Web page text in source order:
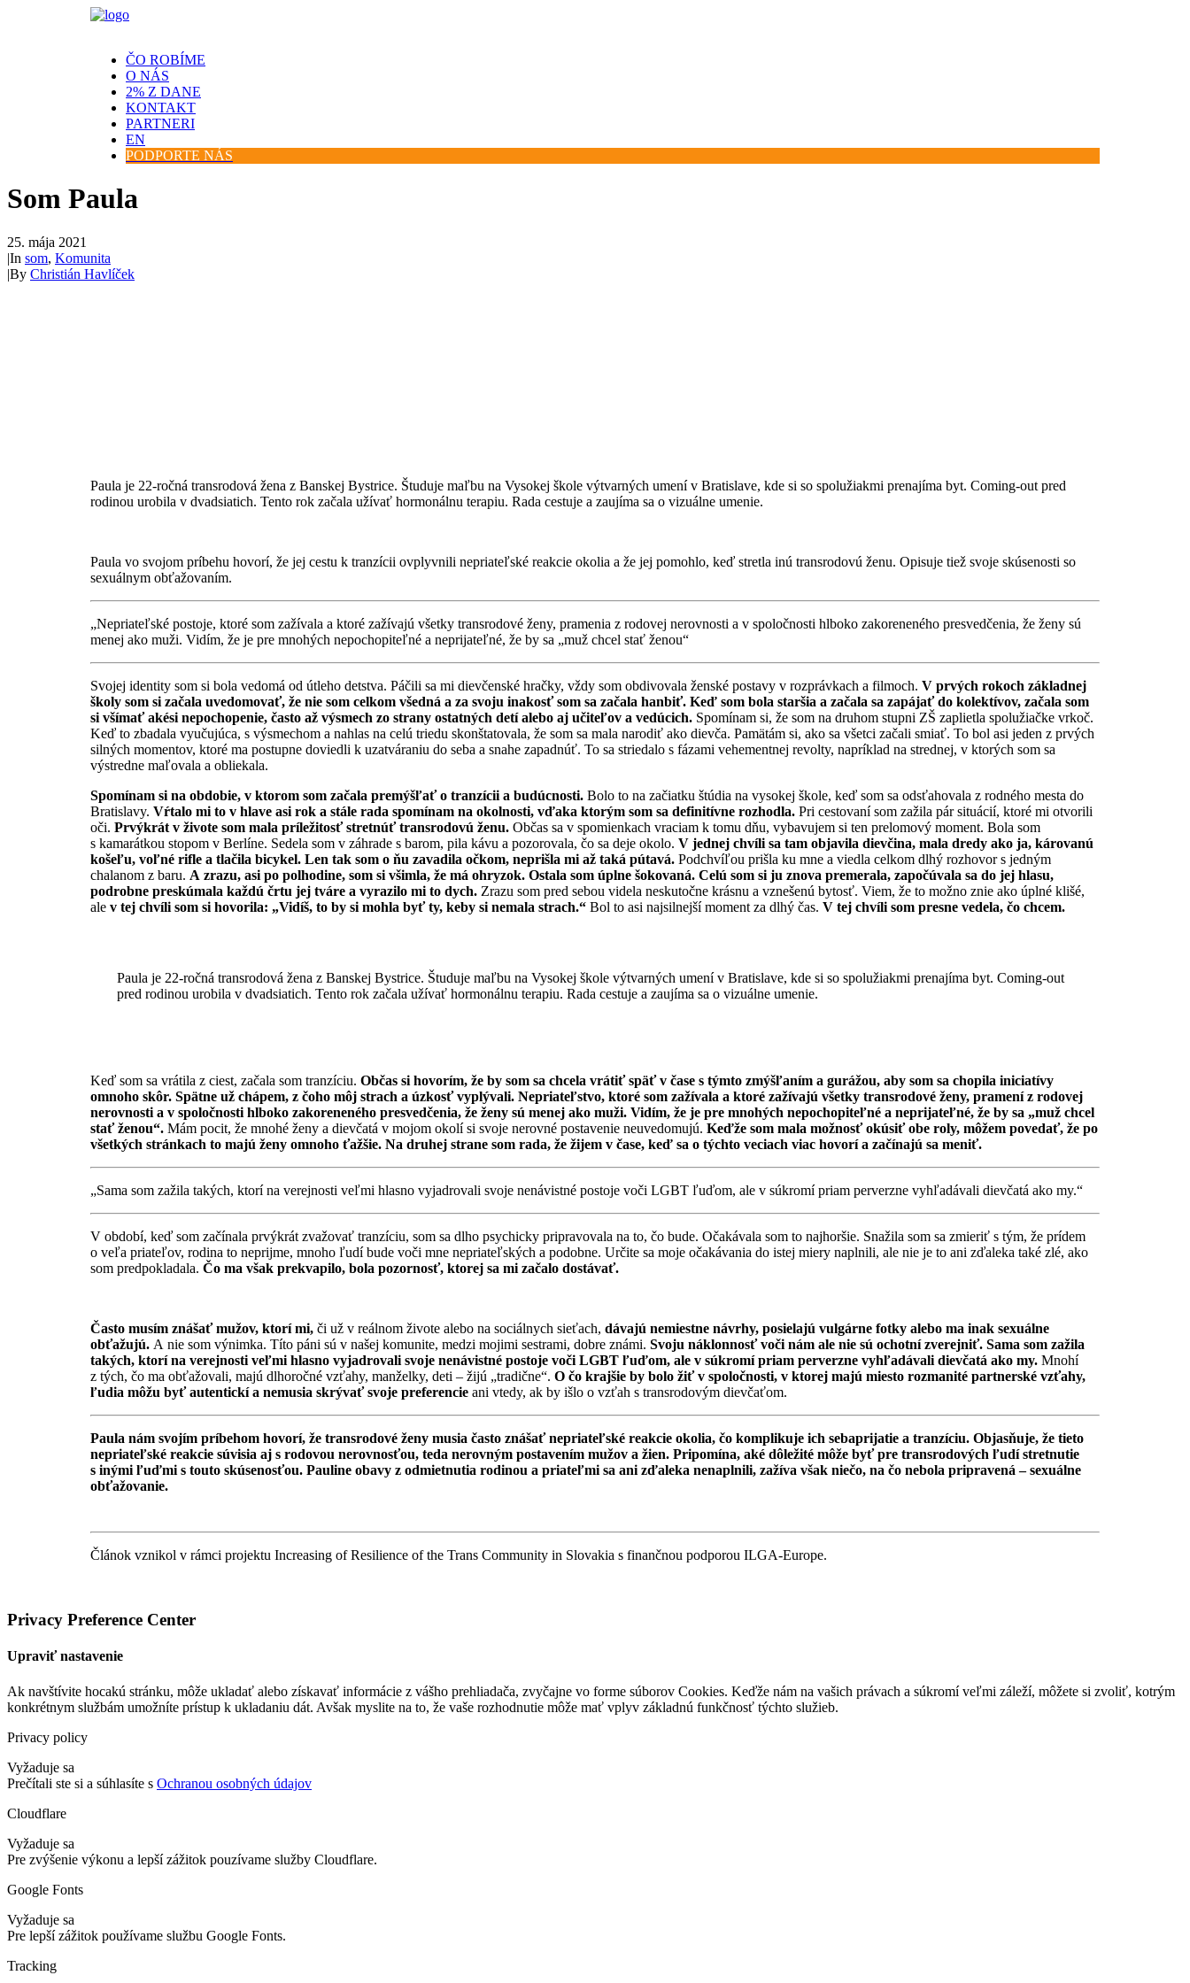
ČO ROBÍME
O NÁS
2% Z DANE
KONTAKT
PARTNERI
EN
PODPORTE NÁS
Som Paula
25. mája 2021
|In som, Komunita
|By Christián Havlíček
Paula je 22-ročná transrodová žena z Banskej Bystrice. Študuje maľbu na Vysokej škole výtvarných umení v Bratislave, kde si so spolužiakmi prenajíma byt. Coming-out pred
rodinou urobila v dvadsiatich. Tento rok začala užívať hormonálnu terapiu. Rada cestuje a zaujíma sa o vizuálne umenie.
Paula vo svojom príbehu hovorí, že jej cestu k tranzícii ovplyvnili nepriateľské reakcie okolia a že jej pomohlo, keď stretla inú transrodovú ženu. Opisuje tiež svoje skúsenosti so
sexuálnym obťažovaním.
„Nepriateľské postoje, ktoré som zažívala a ktoré zažívajú všetky transrodové ženy, pramenia z rodovej nerovnosti a v spoločnosti hlboko zakoreneného presvedčenia, že ženy sú
menej ako muži. Vidím, že je pre mnohých nepochopiteľné a neprijateľné, že by sa „muž chcel stať ženou“
Svojej identity som si bola vedomá od útleho detstva. Páčili sa mi dievčenské hračky, vždy som obdivovala ženské postavy v rozprávkach a filmoch. V prvých rokoch základnej
školy som si začala uvedomovať, že nie som celkom všedná a za svoju inakosť som sa začala hanbiť. Keď som bola staršia a začala sa zapájať do kolektívov, začala som
si všímať akési nepochopenie, často až výsmech zo strany ostatných detí alebo aj učiteľov a vedúcich. Spomínam si, že som na druhom stupni ZŠ zaplietla spolužiačke vrkoč.
Keď to zbadala vyučujúca, s výsmechom a nahlas na celú triedu skonštatovala, že som sa mala narodiť ako dievča. Pamätám si, ako sa všetci začali smiať. To bol asi jeden z prvých
silných momentov, ktoré ma postupne doviedli k uzatváraniu do seba a snahe zapadnúť. To sa striedalo s fázami vehementnej revolty, napríklad na strednej, v ktorých som sa
výstredne maľovala a obliekala.
Spomínam si na obdobie, v ktorom som začala premýšľať o tranzícii a budúcnosti. Bolo to na začiatku štúdia na vysokej škole, keď som sa odsťahovala z rodného mesta do
Bratislavy. Vŕtalo mi to v hlave asi rok a stále rada spomínam na okolnosti, vďaka ktorým som sa definitívne rozhodla. Pri cestovaní som zažila pár situácií, ktoré mi otvorili
oči. Prvýkrát v živote som mala príležitosť stretnúť transrodovú ženu. Občas sa v spomienkach vraciam k tomu dňu, vybavujem si ten prelomový moment. Bola som
s kamarátkou stopom v Berlíne. Sedela som v záhrade s barom, pila kávu a pozorovala, čo sa deje okolo. V jednej chvíli sa tam objavila dievčina, mala dredy ako ja, károvanú
košeľu, voľné rifle a tlačila bicykel. Len tak som o ňu zavadila očkom, neprišla mi až taká pútavá. Podchvíľou prišla ku mne a viedla celkom dlhý rozhovor s jedným
chalanom z baru. A zrazu, asi po polhodine, som si všimla, že má ohryzok. Ostala som úplne šokovaná. Celú som si ju znova premerala, započúvala sa do jej hlasu,
podrobne preskúmala každú črtu jej tváre a vyrazilo mi to dych. Zrazu som pred sebou videla neskutočne krásnu a vznešenú bytosť. Viem, že to možno znie ako úplné klišé,
ale v tej chvíli som si hovorila: „Vidíš, to by si mohla byť ty, keby si nemala strach.“ Bol to asi najsilnejší moment za dlhý čas. V tej chvíli som presne vedela, čo chcem.
Paula je 22-ročná transrodová žena z Banskej Bystrice. Študuje maľbu na Vysokej škole výtvarných umení v Bratislave, kde si so spolužiakmi prenajíma byt. Coming-out
pred rodinou urobila v dvadsiatich. Tento rok začala užívať hormonálnu terapiu. Rada cestuje a zaujíma sa o vizuálne umenie.
Keď som sa vrátila z ciest, začala som tranzíciu. Občas si hovorím, že by som sa chcela vrátiť späť v čase s týmto zmýšľaním a gurážou, aby som sa chopila iniciatívy
omnoho skôr. Spätne už chápem, z čoho môj strach a úzkosť vyplývali. Nepriateľstvo, ktoré som zažívala a ktoré zažívajú všetky transrodové ženy, pramení z rodovej
nerovnosti a v spoločnosti hlboko zakoreneného presvedčenia, že ženy sú menej ako muži. Vidím, že je pre mnohých nepochopiteľné a neprijateľné, že by sa „muž chcel
stať ženou“. Mám pocit, že mnohé ženy a dievčatá v mojom okolí si svoje nerovné postavenie neuvedomujú. Keďže som mala možnosť okúsiť obe roly, môžem povedať, že po
všetkých stránkach to majú ženy omnoho ťažšie. Na druhej strane som rada, že žijem v čase, keď sa o týchto veciach viac hovorí a začínajú sa meniť.
„Sama som zažila takých, ktorí na verejnosti veľmi hlasno vyjadrovali svoje nenávistné postoje voči LGBT ľuďom, ale v súkromí priam perverzne vyhľadávali dievčatá ako my.“
V období, keď som začínala prvýkrát zvažovať tranzíciu, som sa dlho psychicky pripravovala na to, čo bude. Očakávala som to najhoršie. Snažila som sa zmieriť s tým, že prídem
o veľa priateľov, rodina to neprijme, mnoho ľudí bude voči mne nepriateľských a podobne. Určite sa moje očakávania do istej miery naplnili, ale nie je to ani zďaleka také zlé, ako
som predpokladala. Čo ma však prekvapilo, bola pozornosť, ktorej sa mi začalo dostávať.
Často musím znášať mužov, ktorí mi, či už v reálnom živote alebo na sociálnych sieťach, dávajú nemiestne návrhy, posielajú vulgárne fotky alebo ma inak sexuálne
obťažujú. A nie som výnimka. Títo páni sú v našej komunite, medzi mojimi sestrami, dobre známi. Svoju náklonnosť voči nám ale nie sú ochotní zverejniť. Sama som zažila
takých, ktorí na verejnosti veľmi hlasno vyjadrovali svoje nenávistné postoje voči LGBT ľuďom, ale v súkromí priam perverzne vyhľadávali dievčatá ako my. Mnohí
z tých, čo ma obťažovali, majú dlhoročné vzťahy, manželky, deti – žijú „tradične“. O čo krajšie by bolo žiť v spoločnosti, v ktorej majú miesto rozmanité partnerské vzťahy,
ľudia môžu byť autentickí a nemusia skrývať svoje preferencie ani vtedy, ak by išlo o vzťah s transrodovým dievčaťom.
Paula nám svojím príbehom hovorí, že transrodové ženy musia často znášať nepriateľské reakcie okolia, čo komplikuje ich sebaprijatie a tranzíciu. Objasňuje, že tieto
nepriateľské reakcie súvisia aj s rodovou nerovnosťou, teda nerovným postavením mužov a žien. Pripomína, aké dôležité môže byť pre transrodových ľudí stretnutie
s inými ľuďmi s touto skúsenosťou. Pauline obavy z odmietnutia rodinou a priateľmi sa ani zďaleka nenaplnili, zažíva však niečo, na čo nebola pripravená – sexuálne
obťažovanie.
Článok vznikol v rámci projektu Increasing of Resilience of the Trans Community in Slovakia s finančnou podporou ILGA-Europe.
Privacy Preference Center
Upraviť nastavenie
Ak navštívite hocakú stránku, môže ukladať alebo získavať informácie z vášho prehliadača, zvyčajne vo forme súborov Cookies. Keďže nám na vašich právach a súkromí veľmi záleží, môžete si zvoliť, kotrým
konkrétnym službám umožníte prístup k ukladaniu dát. Avšak myslite na to, že vaše rozhodnutie môže mať vplyv základnú funkčnosť týchto služieb.
Privacy policy
Vyžaduje sa
Prečítali ste si a súhlasíte s Ochranou osobných údajov
Cloudflare
Vyžaduje sa
Pre zvýšenie výkonu a lepší zážitok pouzívame služby Cloudflare.
Google Fonts
Vyžaduje sa
Pre lepší zážitok používame službu Google Fonts.
Tracking